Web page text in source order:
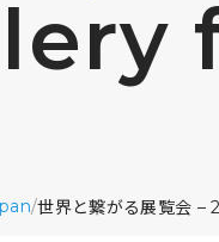
/世界と繋がる展覧会 –